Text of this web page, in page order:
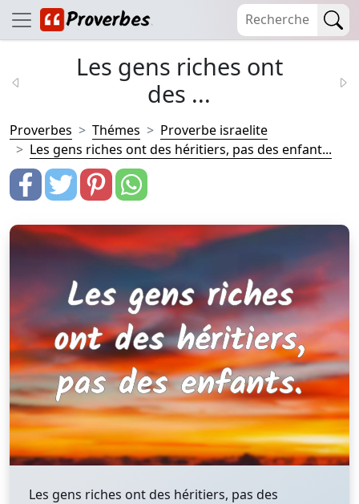
Les gens riches ont
des ...
Proverbes Thémes
Proverbe israelite
Les gens riches ont des héritiers, pas des enfant...
Les gens riches ont des héritiers, pas des